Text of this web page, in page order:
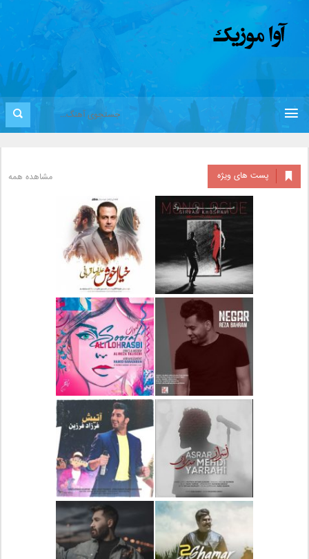
پست های ویژه مشاهده همه
دانلود آلبوم جدید سیروان
خسروی بنام مونولوگ
دانلود آهنگ جدید علیرضا
قربانی بنام خیال خوش
دانلود آهنگ جدید رضا
بهرام بنام نگار
دانلود آهنگ جدید علی
لهراسبی بنام صورت
دانلود آهنگ جدید مهدی
یراحی بنام اسرار
دانلود آهنگ جدید فرزاد
فرزین بنام آتیش